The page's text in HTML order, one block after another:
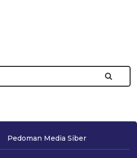
Pedoman Media Siber